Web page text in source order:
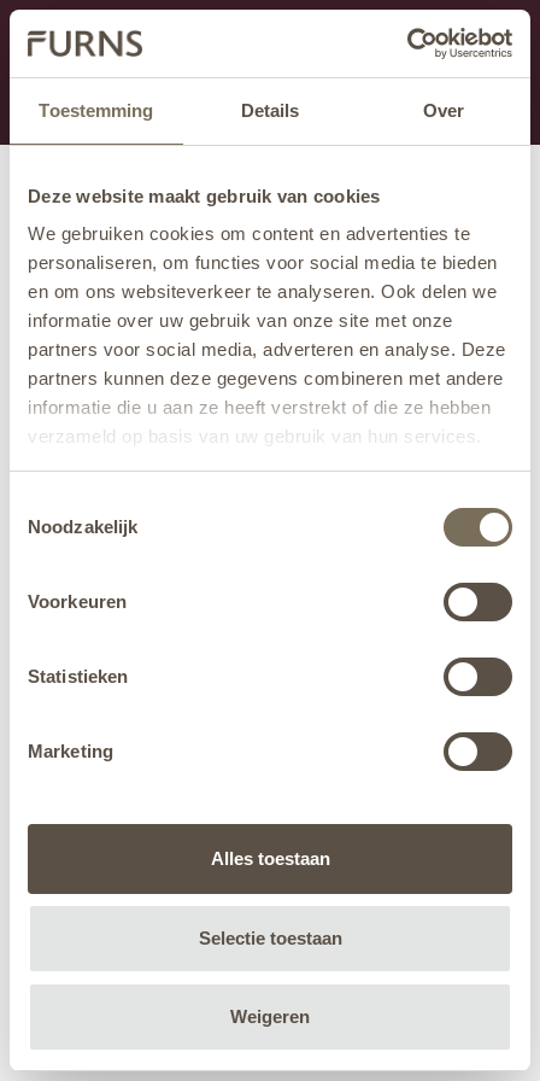
Toestemming Details Over
Deze website maakt gebruik van cookies
We gebruiken cookies om content en advertenties te
personaliseren, om functies voor social media te bieden
en om ons websiteverkeer te analyseren. Ook delen we
informatie over uw gebruik van onze site met onze
partners voor social media, adverteren en analyse. Deze
partners kunnen deze gegevens combineren met andere
informatie die u aan ze heeft verstrekt of die ze hebben
verzameld op basis van uw gebruik van hun services.
jehier.
Noodzakelijk
Voorkeuren
Statistieken
Marketing
Alles toestaan
Selectie toestaan
Weigeren
Dit onderdeel is momenteel in onderhoud.
Als je informatie mist kun je ons bellen +31 413 274
168 of mailen
info@furns.com